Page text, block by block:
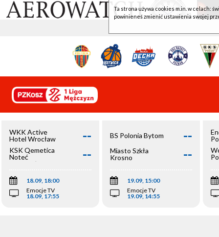
WKK Active
Hotel Wrocław
--
KSK Qemetica
Noteć
Inowrocław
--
18.09, 18:00
Emocje TV
18.09, 17:55
BS Polonia Bytom --
Miasto Szkła
Krosno
--
19.09, 15:00
Emocje TV
19.09, 14:55
Ta strona używa cookies m.in. w celach:
powinieneś zmienić ustawienia swojej